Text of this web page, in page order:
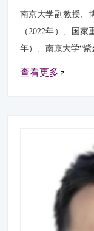
南京大学副教授、
（2022年）、国
年）、南京大学“紫
查看更多